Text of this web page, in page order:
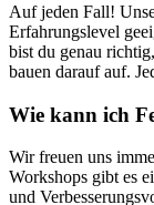
Auf‍ jeden Fall!
Erfahrungslevel
bist du genau
bauen darauf auf.
Wie kann ich
Wir freuen uns
Workshops‌ gibt​ es
und